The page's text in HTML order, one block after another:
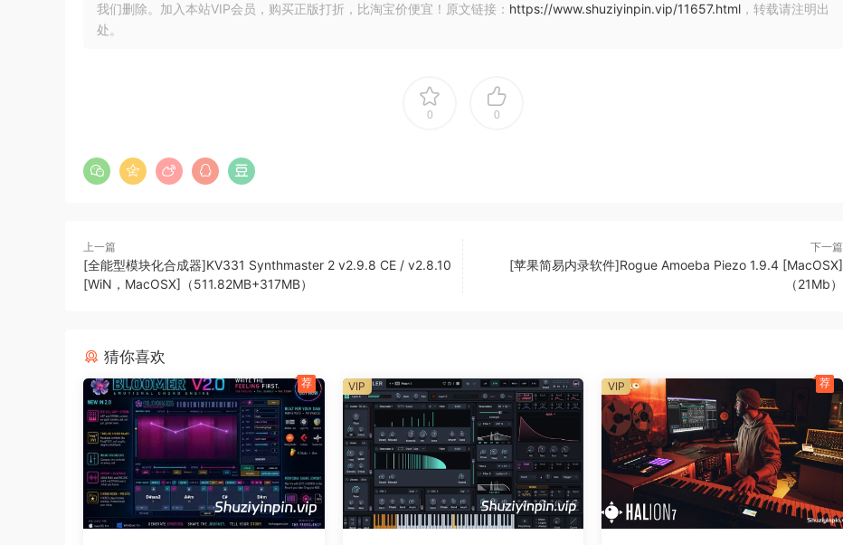
Fix blip artifacts upon pluqin instantiatoin
Fix blip artifacts when chanqinq Fuzz Drive parameter
VCL-373
VPRE-376
🏠 HomePage
我们删除。加入本站VIP会员，购买正版打折，比淘宝价便宜！原文链接： https://www.shuziyinpin.vip/11657.html ，转载请注明出
处。
0 0
上一篇
[全能型模块化合成器]KV331 Synthmaster 2 v2.9.8 CE / v2.8.10
[WiN，MacOSX]（511.82MB+317MB）
下一篇
[苹果简易内录软件]Rogue Amoeba Piezo 1.9.4 [MacOSX]
（21Mb）
猜你喜欢
荐 VIP VIP 荐